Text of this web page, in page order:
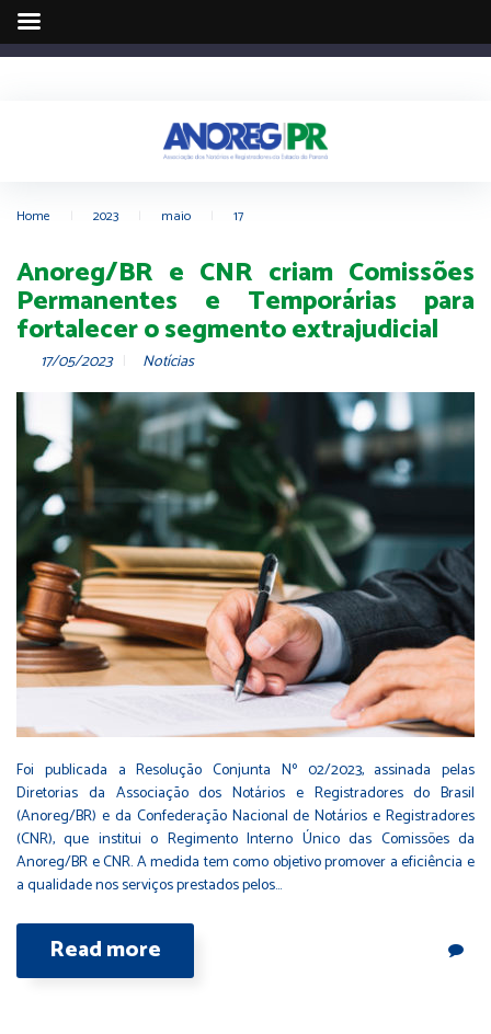
Home 2023 maio 17
Anoreg/BR e CNR criam Comissões
Permanentes e Temporárias para
fortalecer o segmento extrajudicial
17/05/2023 Notícias
Foi publicada a Resolução Conjunta Nº 02/2023, assinada pelas
Diretorias da Associação dos Notários e Registradores do Brasil
(Anoreg/BR) e da Confederação Nacional de Notários e Registradores
(CNR), que institui o Regimento Interno Único das Comissões da
Anoreg/BR e CNR. A medida tem como objetivo promover a eficiência e
a qualidade nos serviços prestados pelos…
Read more